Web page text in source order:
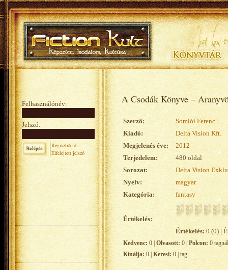
Felhasználónév:
Jelszó:
Regisztráció
Elfelejtett jelszó
A Csodák Könyve –
Szerző:
Somlói Ferenc
Kiadó:
Delta Vision Kft.
Megjelenés éve:
2012
Terjedelem:
480 oldal
Sorozat:
Delta Vision
Nyelv:
magyar
Kategória:
fantasy
Értékelés:
Értékelés: 0 (0) |
Kedvenc: 0 | Olvasott: 0 | Polcon: 0 tagnál
Kínálja: 0 | Keresi: 0 | tag